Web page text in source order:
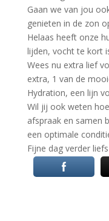
Gaan we van jou
genieten in de zon
Helaas heeft onze
lijden, vocht te kort
Wees nu extra lief
extra, 1 van de
Hydration, een lijn
Wil jij ook weten
afspraak en samen
een optimale
Fijne dag verder